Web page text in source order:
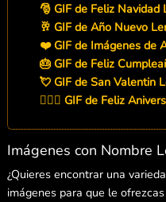
🎅 GIF de Feliz Navidad
🥂 GIF de Año Nuevo
❤️ GIF de Imágenes de
🎂 GIF de Feliz
💘 GIF de San Valentin
👨‍❤️‍👨 GIF de Feliz
Imágenes con Nombre
¿Quieres encontrar una
imágenes para que le